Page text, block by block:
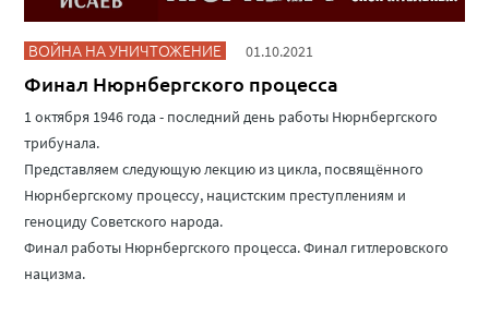
ВОЙНА НА УНИЧТОЖЕНИЕ 01.10.2021
Финал Нюрнбергского процесса
1 октября 1946 года - последний день работы Нюрнбергского
трибунала.
Представляем следующую лекцию из цикла, посвящённого
Нюрнбергскому процессу, нацистским преступлениям и
геноциду Советского народа.
Финал работы Нюрнбергского процесса. Финал гитлеровского
нацизма.